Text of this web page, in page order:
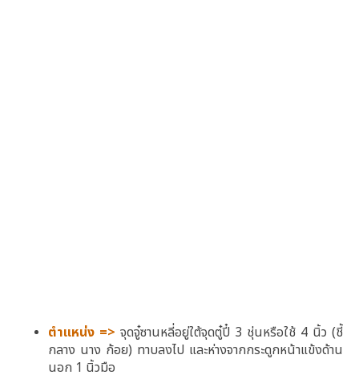
ตำแหน่ง => จุดจู๋ซานหลี่อยู่ใต้จุดตู๋ปี๋ 3 ชุ่นหรือใช้ 4 นิ้ว (ชี้
กลาง นาง ก้อย) ทาบลงไป และห่างจากกระดูกหน้าแข้งด้าน
นอก 1 นิ้วมือ